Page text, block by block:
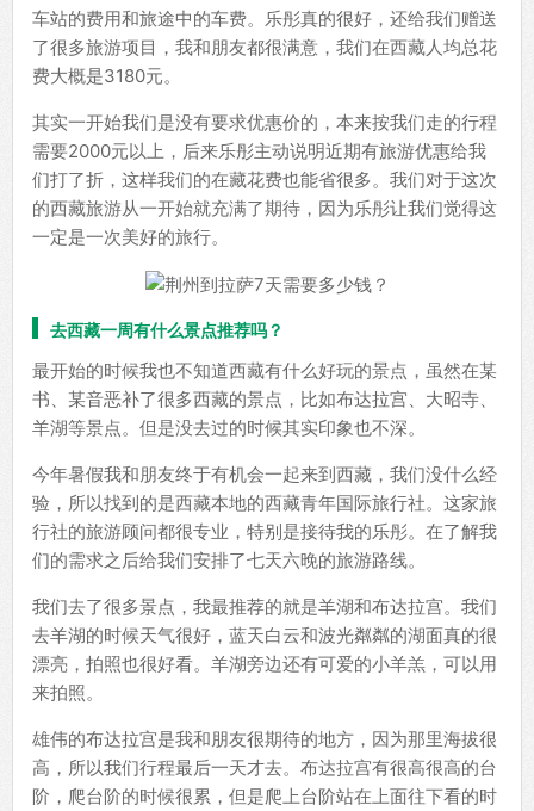
车站的费用和旅途中的车费。乐彤真的很好，还给我们赠送
了很多旅游项目，我和朋友都很满意，我们在西藏人均总花
费大概是3180元。
其实一开始我们是没有要求优惠价的，本来按我们走的行程
需要2000元以上，后来乐彤主动说明近期有旅游优惠给我
们打了折，这样我们的在藏花费也能省很多。我们对于这次
的西藏旅游从一开始就充满了期待，因为乐彤让我们觉得这
一定是一次美好的旅行。
去西藏一周有什么景点推荐吗？
最开始的时候我也不知道西藏有什么好玩的景点，虽然在某
书、某音恶补了很多西藏的景点，比如布达拉宫、大昭寺、
羊湖等景点。但是没去过的时候其实印象也不深。
今年暑假我和朋友终于有机会一起来到西藏，我们没什么经
验，所以找到的是西藏本地的西藏青年国际旅行社。这家旅
行社的旅游顾问都很专业，特别是接待我的乐彤。在了解我
们的需求之后给我们安排了七天六晚的旅游路线。
我们去了很多景点，我最推荐的就是羊湖和布达拉宫。我们
去羊湖的时候天气很好，蓝天白云和波光粼粼的湖面真的很
漂亮，拍照也很好看。羊湖旁边还有可爱的小羊羔，可以用
来拍照。
雄伟的布达拉宫是我和朋友很期待的地方，因为那里海拔很
高，所以我们行程最后一天才去。布达拉宫有很高很高的台
阶，爬台阶的时候很累，但是爬上台阶站在上面往下看的时